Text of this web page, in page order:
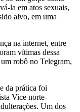
la em atos sexuais,
alvo, em uma
na internet, entre
vítimas dessa
robô no Telegram,
da prática foi
Vice norte-
Um dos